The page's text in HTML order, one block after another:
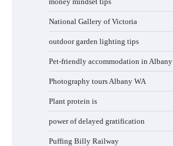
National Gallery of Victoria
outdoor garden lighting tips
Pet-friendly accommodation in Albany
Photography tours Albany WA
Plant protein is
power of delayed gratification
Puffing Billy Railway